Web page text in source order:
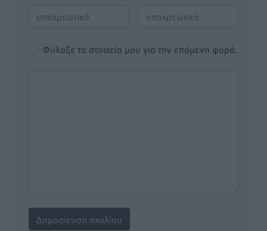
Φύλαξε τα στοιχεία μου για την επόμενη φορά.